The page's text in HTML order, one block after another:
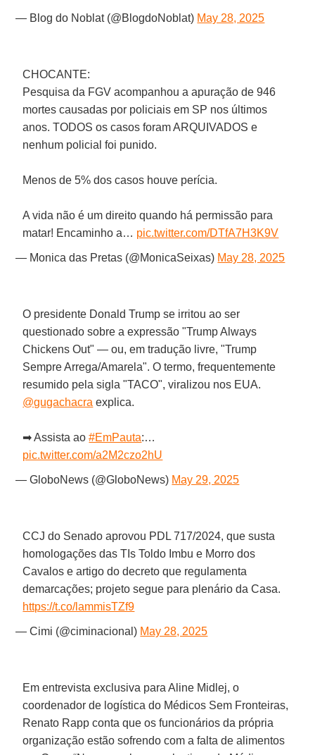
— Blog do Noblat (@BlogdoNoblat) May 28, 2025
CHOCANTE:
Pesquisa da FGV acompanhou a apuração de 946
mortes causadas por policiais em SP nos últimos
anos. TODOS os casos foram ARQUIVADOS e
nenhum policial foi punido.
Menos de 5% dos casos houve perícia.
A vida não é um direito quando há permissão para
matar! Encaminho a… pic.twitter.com/DTfA7H3K9V
— Monica das Pretas (@MonicaSeixas) May 28, 2025
O presidente Donald Trump se irritou ao ser
questionado sobre a expressão "Trump Always
Chickens Out" — ou, em tradução livre, "Trump
Sempre Arrega/Amarela". O termo, frequentemente
resumido pela sigla "TACO", viralizou nos EUA.
@gugachacra explica.
➡ Assista ao#EmPauta:…
pic.twitter.com/a2M2czo2hU
— GloboNews (@GloboNews) May 29, 2025
CCJ do Senado aprovou PDL 717/2024, que susta
homologações das TIs Toldo Imbu e Morro dos
Cavalos e artigo do decreto que regulamenta
demarcações; projeto segue para plenário da Casa.
https://t.co/lammisTZf9
— Cimi (@ciminacional) May 28, 2025
Em entrevista exclusiva para Aline Midlej, o
coordenador de logística do Médicos Sem Fronteiras,
Renato Rapp conta que os funcionários da própria
organização estão sofrendo com a falta de alimentos